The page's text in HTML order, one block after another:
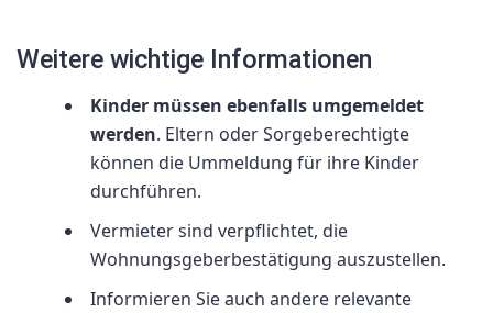
Weitere wichtige Informationen
Kinder müssen ebenfalls umgemeldet
werden. Eltern oder Sorgeberechtigte
können die Ummeldung für ihre Kinder
durchführen.
Vermieter sind verpflichtet, die
Wohnungsgeberbestätigung auszustellen.
Informieren Sie auch andere relevante